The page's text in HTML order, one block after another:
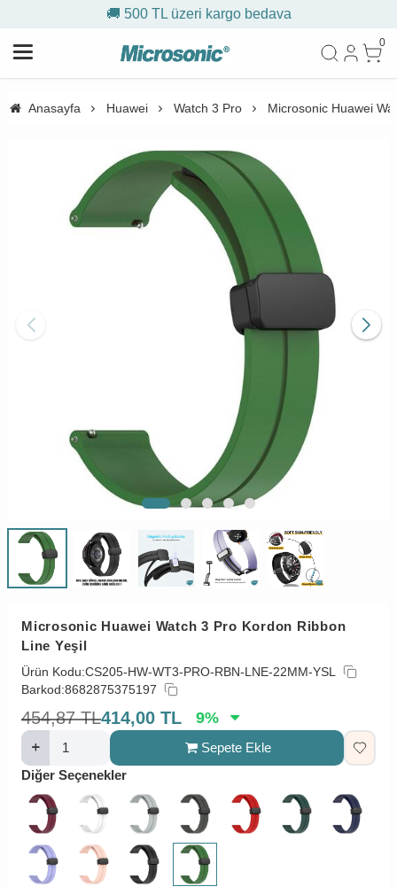
🚚 500 TL üzeri kargo bedava
0
Anasayfa Huawei Watch 3 Pro Microsonic Huawei
Microsonic Huawei Watch 3 Pro Kordon Ribbon
Line Yeşil
Ürün Kodu:CS205-HW-WT3-PRO-RBN-LNE-22MM-YSL
Barkod:8682875375197
454,87 TL414,00 TL 9%
Sepete Ekle
Diğer Seçenekler